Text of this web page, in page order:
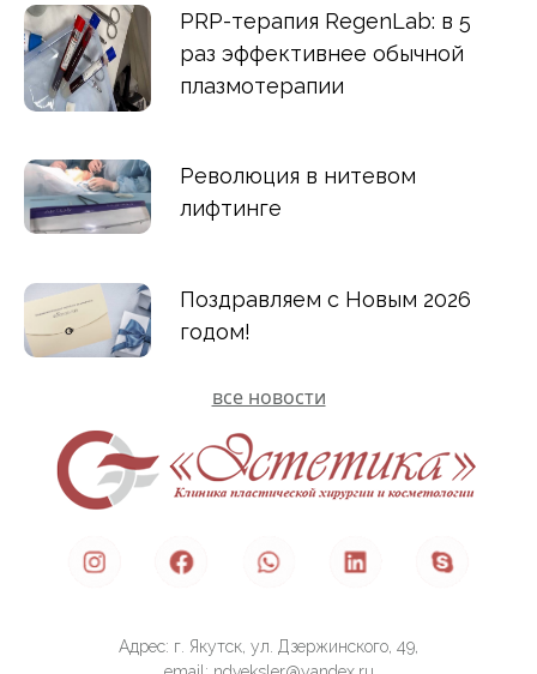
PRP-терапия RegenLab: в 5
раз эффективнее обычной
плазмотерапии
Революция в нитевом
лифтинге
Поздравляем с Новым 2026
годом!
все новости
Адрес: г. Якутск, ул. Дзержинского, 49,